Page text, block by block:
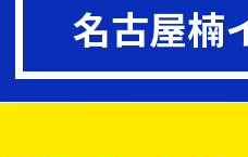
名古屋楠